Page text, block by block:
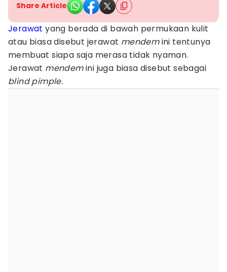
Share Article
Jerawat yang berada di bawah permukaan kulit
atau biasa disebut jerawat mendemini tentunya
membuat siapa saja merasa tidak nyaman.
Jerawat mendemini juga biasa disebut sebagai
blind pimple.